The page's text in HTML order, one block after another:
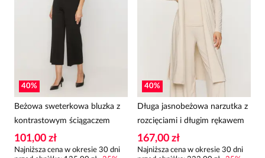
40%
Beżowa sweterkowa bluzka z
kontrastowym ściągaczem
101,00 zł
Najniższa cena w okresie 30 dni
40%
Długa jasnobeżowa narzutka z
rozcięciami i długim rękawem
167,00 zł
Najniższa cena w okresie 30 dni